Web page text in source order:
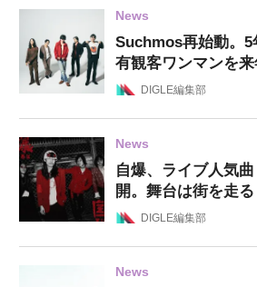
News
Suchmos再始動。5
有観客ワンマンを
DIGLE編集部
News
自爆、ライブ人気
開。舞台は街を走
DIGLE編集部
News